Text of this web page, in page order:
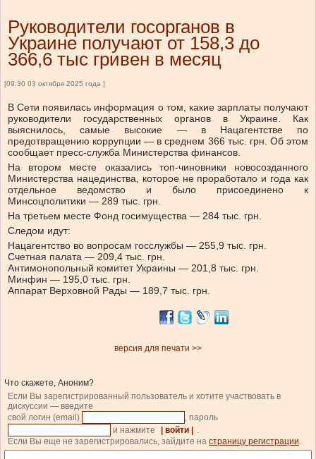
Руководители госорганов в
Украине получают от 158,3 до
366,6 тыс гривен в месяц
[09:30 03 октября 2025 года ]
В Сети появилась информация о том, какие зарплаты получают
руководители государственных органов в Украине. Как
выяснилось, самые высокие — в Нацагентстве по
предотвращению коррупции — в среднем 366 тыс. грн. Об этом
сообщает пресс-служба Министерства финансов.
На втором месте оказались топ-чиновники новосозданного
Министерства нацединства, которое не проработало и года как
отдельное ведомство и было присоединено к
Минсоцполитики — 289 тыс. грн.
На третьем месте Фонд госимущества — 284 тыс. грн.
Следом идут:
Нацагентство во вопросам госслужбы — 255,9 тыс. грн.
Счетная палата — 209,4 тыс. грн.
Антимонопольный комитет Украины — 201,8 тыс. грн.
Минфин — 195,0 тыс. грн.
Аппарат Верховной Рады — 189,7 тыс. грн.
версия для печати >>
Что скажете, Аноним?
Если Вы зарегистрированный пользователь и хотите участвовать в
дискуссии — введите
свой логин (email)
, пароль
и нажмите
| войти |
.
Если Вы еще не зарегистрировались, зайдите на страницу регистрации.